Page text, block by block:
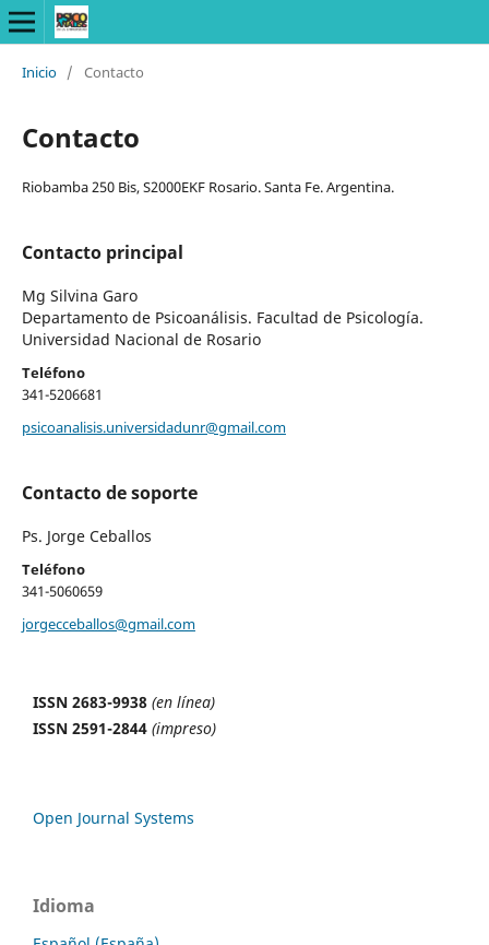
Inicio / Contacto
Contacto
Riobamba 250 Bis, S2000EKF Rosario. Santa Fe. Argentina.
Contacto principal
Mg Silvina Garo
Departamento de Psicoanálisis. Facultad de Psicología.
Universidad Nacional de Rosario
Teléfono
341-5206681
psicoanalisis.universidadunr@gmail.com
Contacto de soporte
Ps. Jorge Ceballos
Teléfono
341-5060659
jorgecceballos@gmail.com
ISSN 2683-9938 (en línea)
ISSN 2591-2844 (impreso)
Open Journal Systems
Idioma